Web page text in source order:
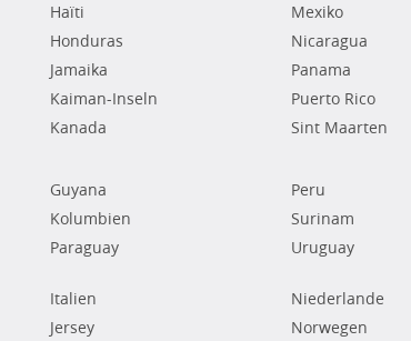
Haïti
Honduras
Jamaika
Kaiman-Inseln
Kanada
Mexiko
Nicaragua
Panama
Puerto Rico
Sint Maarten
Guyana
Kolumbien
Paraguay
Peru
Surinam
Uruguay
Italien
Jersey
Niederlande
Norwegen